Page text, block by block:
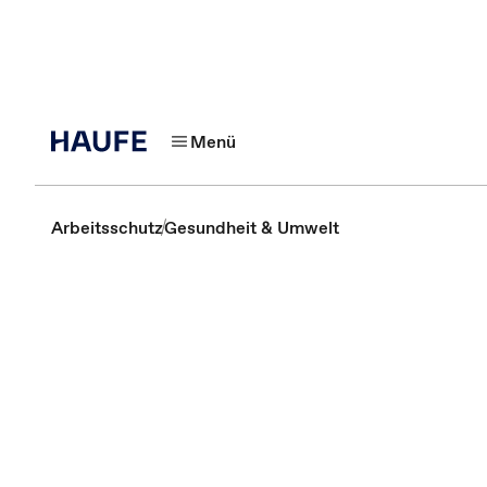
Menü
ArbeitsschutzGesundheit & Umwelt